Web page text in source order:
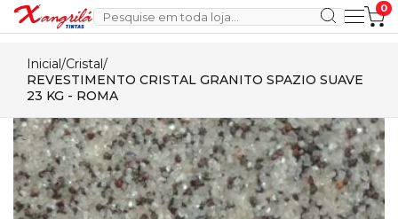
0
Inicial/Cristal/
REVESTIMENTO CRISTAL GRANITO SPAZIO SUAVE
23 KG - ROMA